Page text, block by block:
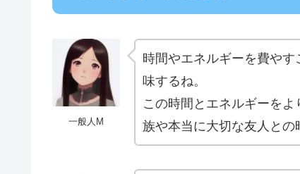
一般人M
時間やエネルギーを費や
味するね。
この時間とエネルギーを
族や本当に大切な友人との